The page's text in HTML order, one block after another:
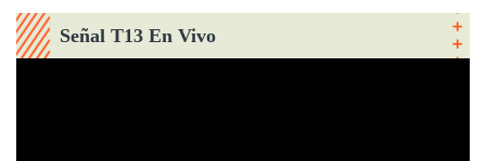
Señal T13 En Vivo